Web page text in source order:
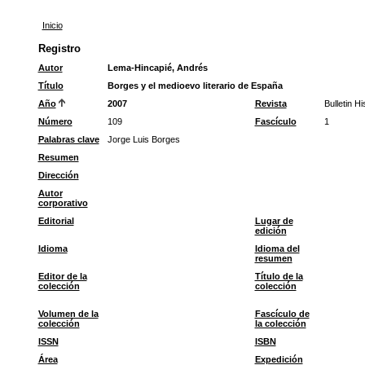
Inicio
Registro
Autor
Lema-Hincapié, Andrés
Título
Borges y el medioevo literario de España
Año
2007 Revista Bulletin
Número
109 Fascículo 1
Palabras clave
Jorge Luis Borges
Resumen
Dirección
Autor
corporativo
Editorial
Lugar de
edición
Idioma
Idioma del
resumen
Editor de la
colección
Título de la
colección
Volumen de la
colección
Fascículo de
la colección
ISSN ISBN
Área
Expedición